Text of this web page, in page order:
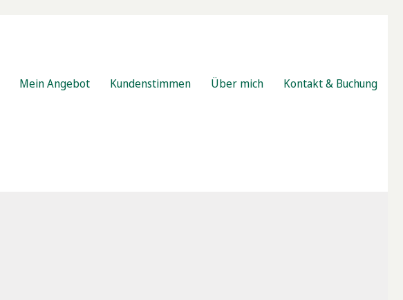
Mein Angebot Kundenstimmen Über mich Kontakt & Buchung